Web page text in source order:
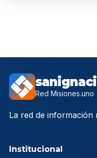
Red Misiones.uno
La red de información
Institucional